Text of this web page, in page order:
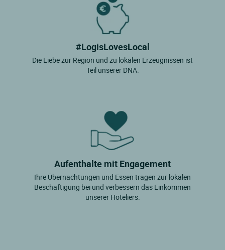
#LogisLovesLocal
Die Liebe zur Region und zu lokalen Erzeugnissen ist
Teil unserer DNA.
Aufenthalte mit Engagement
Ihre Übernachtungen und Essen tragen zur lokalen
Beschäftigung bei und verbessern das Einkommen
unserer Hoteliers.